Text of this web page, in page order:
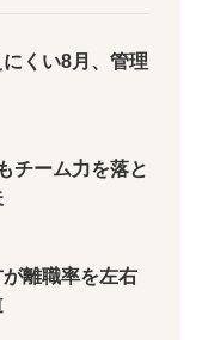
くい8月、管理
チーム力を落と
離職率を左右